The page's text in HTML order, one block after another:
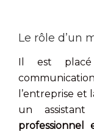
Le rôle d’un
Il est
l’entreprise
un